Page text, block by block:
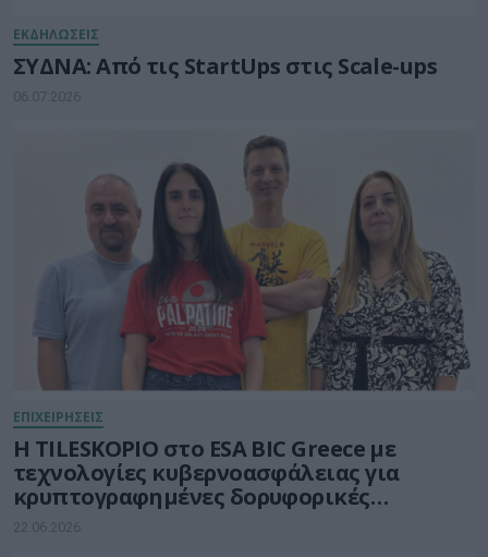
ΕΚΔΗΛΩΣΕΙΣ
ΣΥΔΝΑ: Από τις StartUps στις Scale-ups
06.07.2026
ΕΠΙΧΕΙΡΗΣΕΙΣ
Η TILESKOPIO στο ESA BIC Greece με
τεχνολογίες κυβερνοασφάλειας για
κρυπτογραφημένες δορυφορικές
επικοινωνίες
22.06.2026